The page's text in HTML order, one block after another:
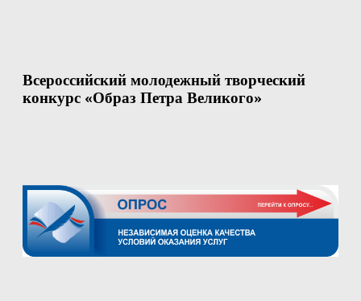
Всероссийский молодежный творческий
конкурс «Образ Петра Великого»